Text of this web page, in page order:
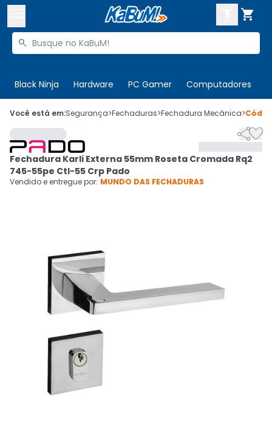

Buscar produtos

Black Ninja Hardware PC Gamer Computadores
 Olá. Acesse sua conta
 Departamentos
Cupons
CADASTRE-SE
Você está em:Segurança>Fechaduras>Fechadura Mecânica>

Fechadura Karli Externa 55mm Roseta Cromada Rq2
745-55pe Ctl-55 Crp Pado
Vendido e entregue por: MUNDO DAS FECHADURAS